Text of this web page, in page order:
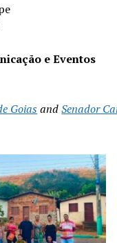
e Eventos
GoiasandSenador